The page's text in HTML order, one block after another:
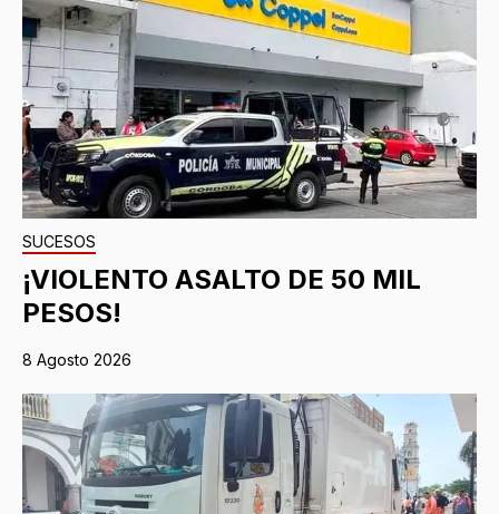
SUCESOS
¡VIOLENTO ASALTO DE 50 MIL
PESOS!
8 Agosto 2026